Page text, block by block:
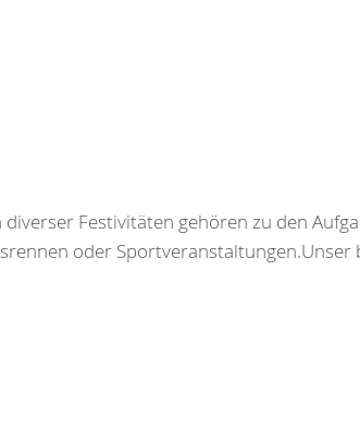
Festivitäten gehören zu den
oder Sportveranstaltungen.Unser